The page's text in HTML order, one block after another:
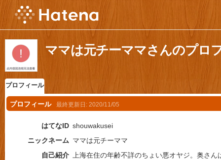
ママは元チーママさんのプロ
プロフィール
プロフィール 最終更新日: 2020/11/05
はてなID shouwakusei
ニックネーム ママは元チーママ
自己紹介 上海在住の年齢不詳のちょい悪オヤジ。奥さ